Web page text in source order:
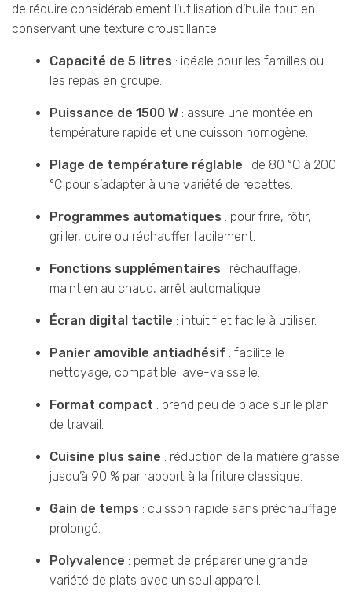
de réduire considérablement l’utilisation d’huile tout en
conservant une texture croustillante.
Capacité de 5 litres : idéale pour les familles ou
les repas en groupe.
Puissance de 1500 W : assure une montée en
température rapide et une cuisson homogène.
Plage de température réglable : de 80 °C à 200
°C pour s’adapter à une variété de recettes.
Programmes automatiques : pour frire, rôtir,
griller, cuire ou réchauffer facilement.
Fonctions supplémentaires : réchauffage,
maintien au chaud, arrêt automatique.
Écran digital tactile : intuitif et facile à utiliser.
Panier amovible antiadhésif : facilite le
nettoyage, compatible lave-vaisselle.
Format compact : prend peu de place sur le plan
de travail.
Cuisine plus saine : réduction de la matière grasse
jusqu’à 90 % par rapport à la friture classique.
Gain de temps : cuisson rapide sans préchauffage
prolongé.
Polyvalence : permet de préparer une grande
variété de plats avec un seul appareil.